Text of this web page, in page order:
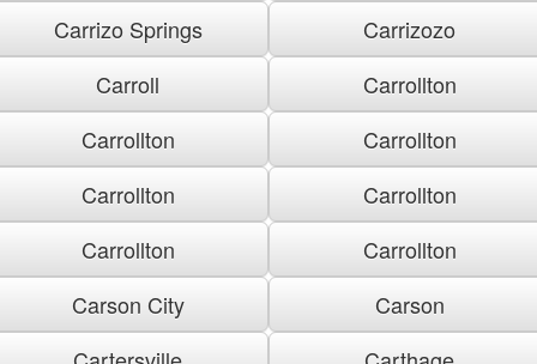
Carrizo Springs
Carrizozo
Carroll
Carrollton
Carrollton
Carrollton
Carrollton
Carrollton
Carrollton
Carrollton
Carson City
Carson